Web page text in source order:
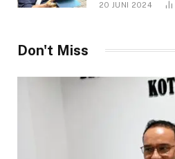
20 JUNI 2024
Don't Miss